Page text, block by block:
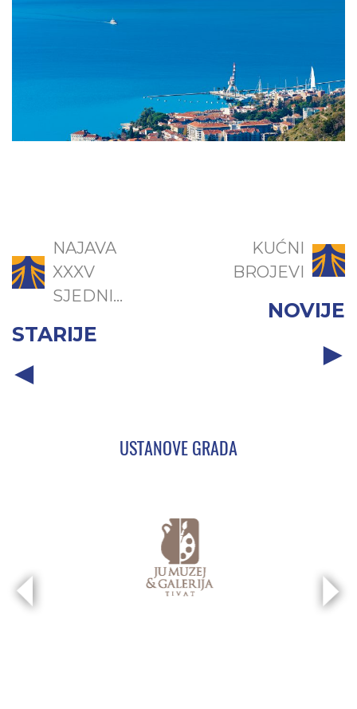
NAJAVA
XXXV
SJEDNI...
STARIJE
KUĆNI
BROJEVI
NOVIJE
USTANOVE GRADA